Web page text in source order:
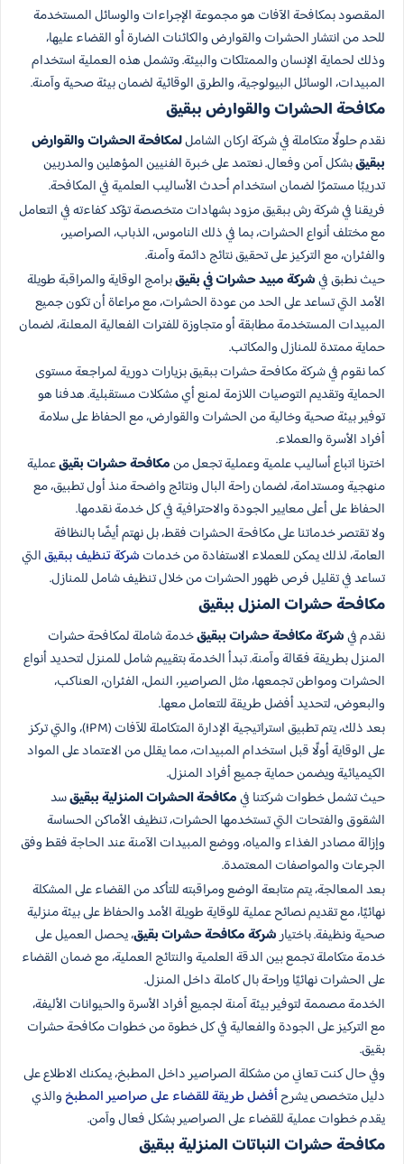
المقصود بمكافحة الآفات هو مجموعة الإجراءات والوسائل المستخدمة
للحد من انتشار الحشرات والقوارض والكائنات الضارة أو القضاء عليها،
وذلك لحماية الإنسان والممتلكات والبيئة. وتشمل هذه العملية استخدام
المبيدات، الوسائل البيولوجية، والطرق الوقائية لضمان بيئة صحية وآمنة.
مكافحة الحشرات والقوارض​ ببقيق
نقدم حلولًا متكاملة في شركة اركان الشامللمكافحة الحشرات والقوارض
ببقيقبشكل آمن وفعال. نعتمد على خبرة الفنيين المؤهلين والمدربين
تدريبًا مستمرًا لضمان استخدام أحدث الأساليب العلمية في المكافحة.
فريقنا في شركة رش​ ببقيق مزود بشهادات متخصصة تؤكد كفاءته في التعامل
مع مختلف أنواع الحشرات، بما في ذلك الناموس، الذباب، الصراصير،
والفئران، مع التركيز على تحقيق نتائج دائمة وآمنة.
حيث نطبق فيشركة مبيد حشرات​ في بقيقبرامج الوقاية والمراقبة طويلة
الأمد التي تساعد على الحد من عودة الحشرات، مع مراعاة أن تكون جميع
المبيدات المستخدمة مطابقة أو متجاوزة للفترات الفعالية المعلنة، لضمان
حماية ممتدة للمنازل والمكاتب.
كما نقوم في شركة مكافحة حشرات ببقيق بزيارات دورية لمراجعة مستوى
الحماية وتقديم التوصيات اللازمة لمنع أي مشكلات مستقبلية. هدفنا هو
توفير بيئة صحية وخالية من الحشرات والقوارض، مع الحفاظ على سلامة
أفراد الأسرة والعملاء.
اخترنا اتباع أساليب علمية وعملية تجعل منمكافحة حشرات بقيقعملية
منهجية ومستدامة، لضمان راحة البال ونتائج واضحة منذ أول تطبيق، مع
الحفاظ على أعلى معايير الجودة والاحترافية في كل خدمة نقدمها.
ولا تقتصر خدماتنا على مكافحة الحشرات فقط، بل نهتم أيضًا بالنظافة
العامة، لذلك يمكن للعملاء الاستفادة من خدمات شركة تنظيف ببقيقالتي
تساعد في تقليل فرص ظهور الحشرات من خلال تنظيف شامل للمنازل.
مكافحة حشرات المنزل​ ببقيق
نقدم فيشركة مكافحة حشرات ببقيقخدمة شاملة لمكافحة حشرات
المنزل بطريقة فعّالة وآمنة. تبدأ الخدمة بتقييم شامل للمنزل لتحديد أنواع
الحشرات ومواطن تجمعها، مثل الصراصير، النمل، الفئران، العناكب،
والبعوض، لتحديد أفضل طريقة للتعامل معها.
بعد ذلك، يتم تطبيق استراتيجية الإدارة المتكاملة للآفات (IPM)، والتي تركز
على الوقاية أولًا قبل استخدام المبيدات، مما يقلل من الاعتماد على المواد
الكيميائية ويضمن حماية جميع أفراد المنزل.
حيث تشمل خطوات شركتنا فيمكافحة الحشرات المنزلية​ ببقيقسد
الشقوق والفتحات التي تستخدمها الحشرات، تنظيف الأماكن الحساسة
وإزالة مصادر الغذاء والمياه، ووضع المبيدات الآمنة عند الحاجة فقط وفق
الجرعات والمواصفات المعتمدة.
بعد المعالجة، يتم متابعة الوضع ومراقبته للتأكد من القضاء على المشكلة
نهائيًا، مع تقديم نصائح عملية للوقاية طويلة الأمد والحفاظ على بيئة منزلية
صحية ونظيفة. باختيارشركة مكافحة حشرات بقيق، يحصل العميل على
خدمة متكاملة تجمع بين الدقة العلمية والنتائج العملية، مع ضمان القضاء
على الحشرات نهائيًا وراحة بال كاملة داخل المنزل.
الخدمة مصممة لتوفير بيئة آمنة لجميع أفراد الأسرة والحيوانات الأليفة،
مع التركيز على الجودة والفعالية في كل خطوة من خطوات مكافحة حشرات
بقيق.
وفي حال كنت تعاني من مشكلة الصراصير داخل المطبخ، يمكنك الاطلاع على
دليل متخصص يشرحأفضل طريقة للقضاء على صراصير المطبخ والذي
يقدم خطوات عملية للقضاء على الصراصير بشكل فعال وآمن.
مكافحة حشرات النباتات المنزلية​ ببقيق